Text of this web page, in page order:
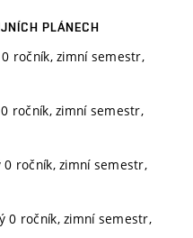
PLÁNECH
ročník, zimní semestr,
ročník, zimní semestr,
ročník, zimní semestr,
0 ročník, zimní semestr,